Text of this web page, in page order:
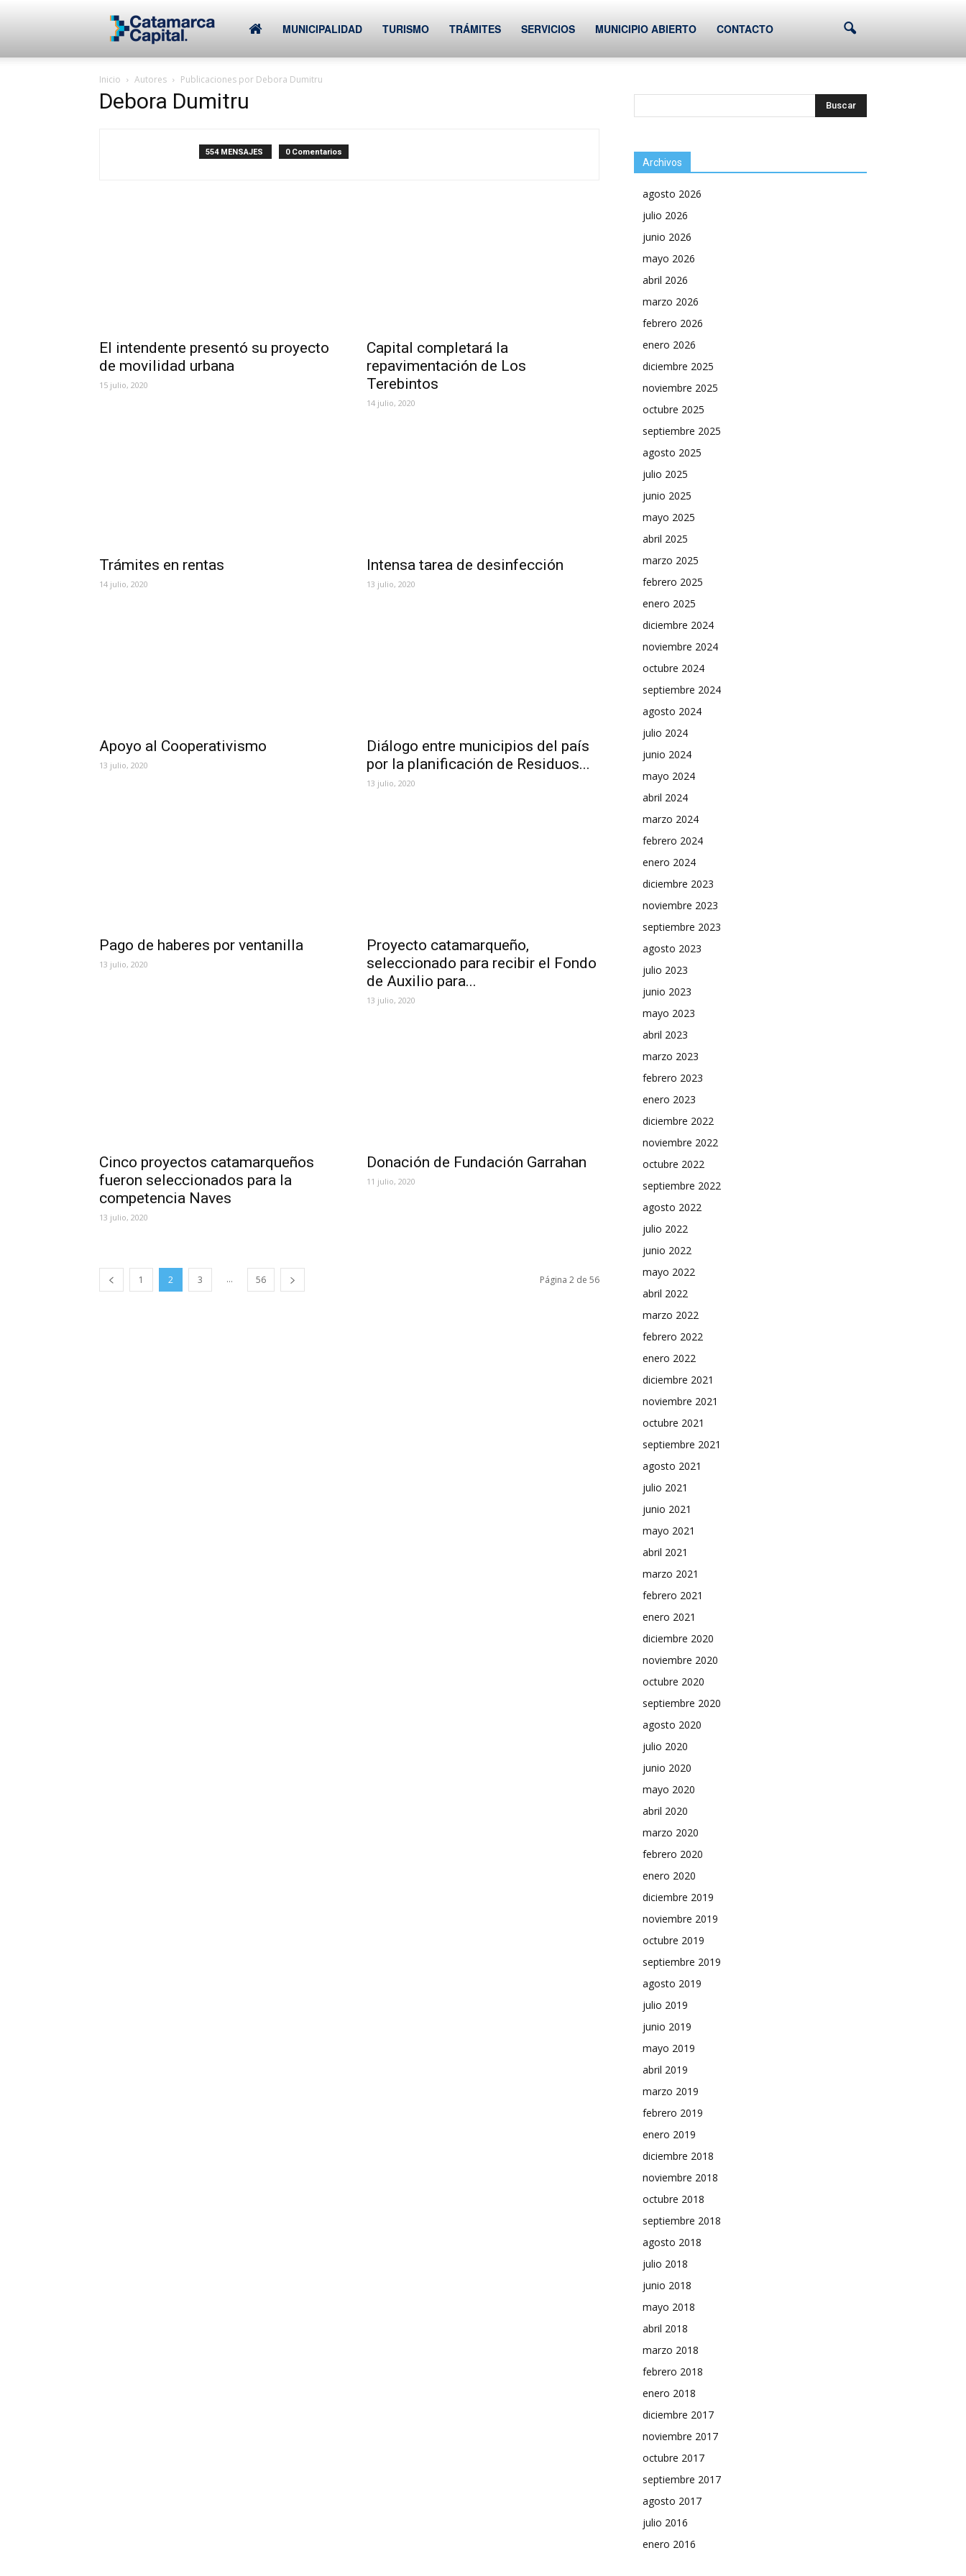
Municipalidad
de
MUNICIPALIDAD TURISMO TRÁMITES SERVICIOS MUNICIPIO ABIERTO CONTACTO
Inicio Autores Publicaciones por Debora Dumitru
Debora Dumitru
554 MENSAJES 0 Comentarios
El intendente presentó su proyecto
de movilidad urbana
15 julio, 2020
Capital completará la
repavimentación de Los
Terebintos
14 julio, 2020
Trámites en rentas
14 julio, 2020
Intensa tarea de desinfección
13 julio, 2020
Apoyo al Cooperativismo
13 julio, 2020
Diálogo entre municipios del país
por la planificación de Residuos...
13 julio, 2020
Pago de haberes por ventanilla
13 julio, 2020
Proyecto catamarqueño,
seleccionado para recibir el Fondo
de Auxilio para...
13 julio, 2020
Cinco proyectos catamarqueños
fueron seleccionados para la
competencia Naves
13 julio, 2020
Donación de Fundación Garrahan
11 julio, 2020
1 2 3 ... 56 Página 2 de 56
Archivos
agosto 2026
julio 2026
junio 2026
mayo 2026
abril 2026
marzo 2026
febrero 2026
enero 2026
diciembre 2025
noviembre 2025
octubre 2025
septiembre 2025
agosto 2025
julio 2025
junio 2025
mayo 2025
abril 2025
marzo 2025
febrero 2025
enero 2025
diciembre 2024
noviembre 2024
octubre 2024
septiembre 2024
agosto 2024
julio 2024
junio 2024
mayo 2024
abril 2024
marzo 2024
febrero 2024
enero 2024
diciembre 2023
noviembre 2023
septiembre 2023
agosto 2023
julio 2023
junio 2023
mayo 2023
abril 2023
marzo 2023
febrero 2023
enero 2023
diciembre 2022
noviembre 2022
octubre 2022
septiembre 2022
agosto 2022
julio 2022
junio 2022
mayo 2022
abril 2022
marzo 2022
febrero 2022
enero 2022
diciembre 2021
noviembre 2021
octubre 2021
septiembre 2021
agosto 2021
julio 2021
junio 2021
mayo 2021
abril 2021
marzo 2021
febrero 2021
enero 2021
diciembre 2020
noviembre 2020
octubre 2020
septiembre 2020
agosto 2020
julio 2020
junio 2020
mayo 2020
abril 2020
marzo 2020
febrero 2020
enero 2020
diciembre 2019
noviembre 2019
octubre 2019
septiembre 2019
agosto 2019
julio 2019
junio 2019
mayo 2019
abril 2019
marzo 2019
febrero 2019
enero 2019
diciembre 2018
noviembre 2018
octubre 2018
septiembre 2018
agosto 2018
julio 2018
junio 2018
mayo 2018
abril 2018
marzo 2018
febrero 2018
enero 2018
diciembre 2017
noviembre 2017
octubre 2017
septiembre 2017
agosto 2017
julio 2016
enero 2016